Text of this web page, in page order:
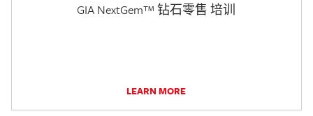
GIA NextGem™ 钻石零售 培训
LEARN MORE